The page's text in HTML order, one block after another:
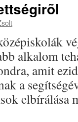
alkalom
amit
a